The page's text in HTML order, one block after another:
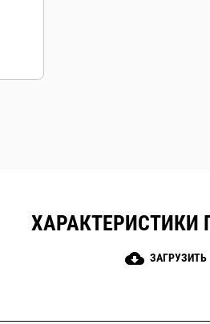
ХАРАКТЕРИСТИКИ
cloud_download ЗАГРУЗИТЬ